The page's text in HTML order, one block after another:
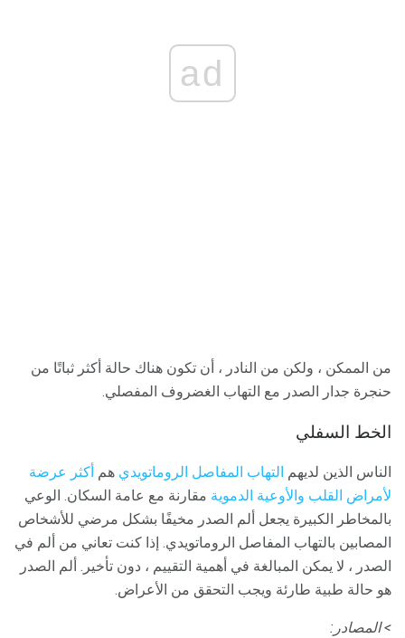
ad
من الممكن ، ولكن من النادر ، أن تكون هناك حالة أكثر ثباتًا من
حنجرة جدار الصدر مع التهاب الغضروف المفصلي.
الخط السفلي
الناس الذين لديهم التهاب المفاصل الروماتويدي هم أكثر عرضة
لأمراض القلب والأوعية الدموية مقارنة مع عامة السكان. الوعي
بالمخاطر الكبيرة يجعل ألم الصدر مخيفًا بشكل مرضي للأشخاص
المصابين بالتهاب المفاصل الروماتويدي. إذا كنت تعاني من ألم في
الصدر ، لا يمكن المبالغة في أهمية التقييم ، دون تأخير. ألم الصدر
هو حالة طبية طارئة ويجب التحقق من الأعراض.
> المصادر: